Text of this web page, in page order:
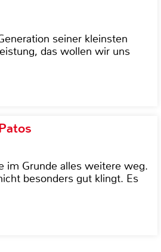
seiner kleinsten
das wollen wir uns
im Grunde alles weitere weg.
besonders gut klingt. Es